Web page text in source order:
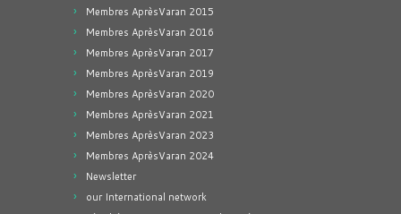
Membres AprèsVaran 2015
Membres AprèsVaran 2016
Membres AprèsVaran 2017
Membres AprèsVaran 2019
Membres AprèsVaran 2020
Membres AprèsVaran 2021
Membres AprèsVaran 2023
Membres AprèsVaran 2024
Newsletter
our International network